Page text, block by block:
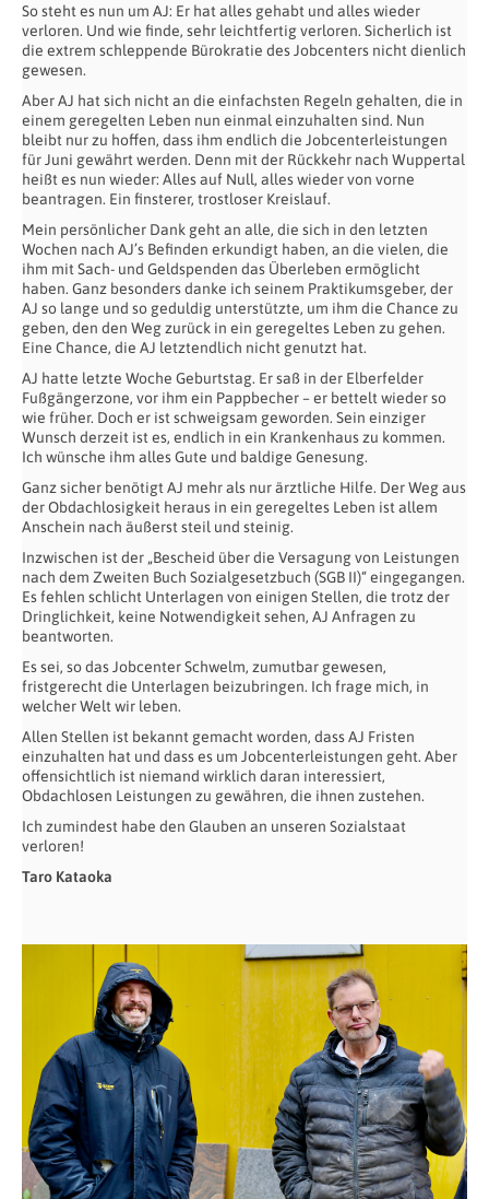
So steht es nun um AJ: Er hat alles gehabt und alles wieder
verloren. Und wie finde, sehr leichtfertig verloren. Sicherlich ist
die extrem schleppende Bürokratie des Jobcenters nicht dienlich
gewesen.
Aber AJ hat sich nicht an die einfachsten Regeln gehalten, die in
einem geregelten Leben nun einmal einzuhalten sind. Nun
bleibt nur zu hoffen, dass ihm endlich die Jobcenterleistungen
für Juni gewährt werden. Denn mit der Rückkehr nach Wuppertal
heißt es nun wieder: Alles auf Null, alles wieder von vorne
beantragen. Ein finsterer, trostloser Kreislauf.
Mein persönlicher Dank geht an alle, die sich in den letzten
Wochen nach AJ’s Befinden erkundigt haben, an die vielen, die
ihm mit Sach- und Geldspenden das Überleben ermöglicht
haben. Ganz besonders danke ich seinem Praktikumsgeber, der
AJ so lange und so geduldig unterstützte, um ihm die Chance zu
geben, den den Weg zurück in ein geregeltes Leben zu gehen.
Eine Chance, die AJ letztendlich nicht genutzt hat.
AJ hatte letzte Woche Geburtstag. Er saß in der Elberfelder
Fußgängerzone, vor ihm ein Pappbecher – er bettelt wieder so
wie früher. Doch er ist schweigsam geworden. Sein einziger
Wunsch derzeit ist es, endlich in ein Krankenhaus zu kommen.
Ich wünsche ihm alles Gute und baldige Genesung.
Ganz sicher benötigt AJ mehr als nur ärztliche Hilfe. Der Weg aus
der Obdachlosigkeit heraus in ein geregeltes Leben ist allem
Anschein nach äußerst steil und steinig.
Inzwischen ist der „Bescheid über die Versagung von Leistungen
nach dem Zweiten Buch Sozialgesetzbuch (SGB II)“ eingegangen.
Es fehlen schlicht Unterlagen von einigen Stellen, die trotz der
Dringlichkeit, keine Notwendigkeit sehen, AJ Anfragen zu
beantworten.
Es sei, so das Jobcenter Schwelm, zumutbar gewesen,
fristgerecht die Unterlagen beizubringen. Ich frage mich, in
welcher Welt wir leben.
Allen Stellen ist bekannt gemacht worden, dass AJ Fristen
einzuhalten hat und dass es um Jobcenterleistungen geht. Aber
offensichtlich ist niemand wirklich daran interessiert,
Obdachlosen Leistungen zu gewähren, die ihnen zustehen.
Ich zumindest habe den Glauben an unseren Sozialstaat
verloren!
Taro Kataoka